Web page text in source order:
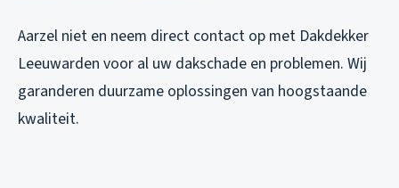
Aarzel niet en neem direct contact op met Dakdekker
Leeuwarden voor al uw dakschade en problemen. Wij
garanderen duurzame oplossingen van hoogstaande
kwaliteit.